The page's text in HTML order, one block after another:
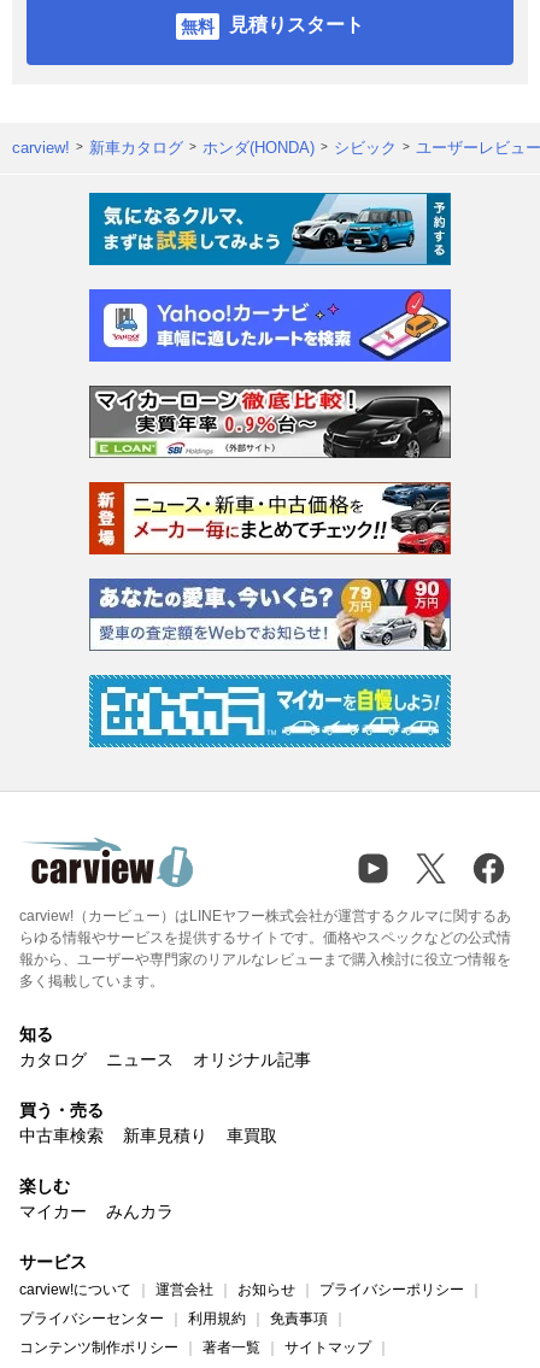
見積りスタート
carview! 新車カタログ ホンダ(HONDA) シビック ユーザーレビュ
carview!（カービュー）はLINEヤフー株式会社が運営するクルマに関するあ
らゆる情報やサービスを提供するサイトです。価格やスペックなどの公式情
報から、ユーザーや専門家のリアルなレビューまで購入検討に役立つ情報を
多く掲載しています。
知る
カタログ
ニュース オリジナル記事
買う・売る
中古車検索
新車見積り 車買取
楽しむ
マイカー
みんカラ
サービス
carview!について 運営会社 お知らせ
プライバシーポリシー
プライバシーセンター
利用規約
免責事項
コンテンツ制作ポリシー
著者一覧
サイトマップ